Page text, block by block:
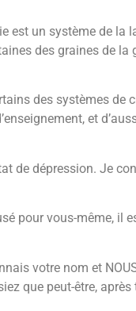
est un système de la
des graines de la
des systèmes de
et
de dépression. Je
pour vous-même, il
votre nom et
que peut-être,